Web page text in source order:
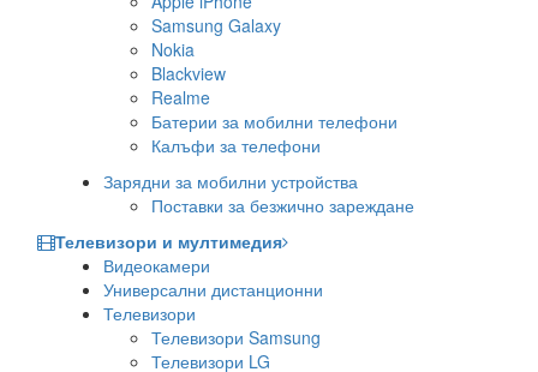
Samsung Galaxy
Nokia
Blackview
Realme
Батерии за мобилни телефони
Калъфи за телефони
Зарядни за мобилни устройства
Поставки за безжично зареждане
Телевизори и мултимедия
Видеокамери
Универсални дистанционни
Телевизори
Телевизори Samsung
Телевизори LG